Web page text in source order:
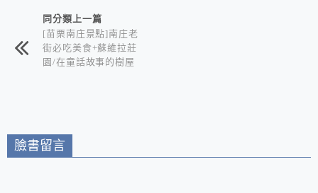
相連文章同分類上一篇
[苗栗南庄景點]南庄老
街必吃美食+蘇維拉莊
園/在童話故事的樹屋
臉書留言